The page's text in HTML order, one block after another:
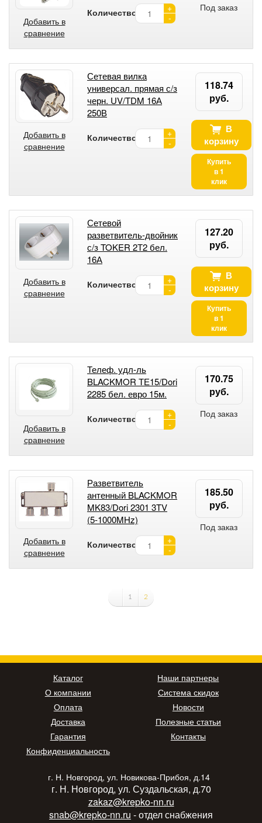
Добавить в
сравнение
Количество:
+
-
Под заказ
Добавить в
сравнение
Сетевая вилка
универсал. прямая с/з
черн. UV/TDM 16А
250В
Количество:
+
-
118.74
руб.
В
корзину
Купить
в 1
клик
Добавить в
сравнение
Сетевой
разветвитель-двойник
с/з TOKER 2Т2 бел.
16А
Количество:
+
-
127.20
руб.
В
корзину
Купить
в 1
клик
Добавить в
сравнение
Телеф. удл-ль
BLACKMOR ТЕ15/Dori
2285 бел. евро 15м.
Количество:
+
-
170.75
руб.
Под заказ
Добавить в
сравнение
Разветвитель
антенный BLACKMOR
MK83/Dori 2301 3TV
(5-1000MHz)
Количество:
+
-
185.50
руб.
Под заказ
1 2
Каталог
О компании
Оплата
Доставка
Гарантия
Конфиденциальность
Наши партнеры
Система скидок
Новости
Полезные статьи
Контакты
г. Н. Новгород, ул. Новикова-Прибоя, д.14
г. Н. Новгород, ул. Суздальская, д.70
zakaz@krepko-nn.ru
snab@krepko-nn.ru - отдел снабжения